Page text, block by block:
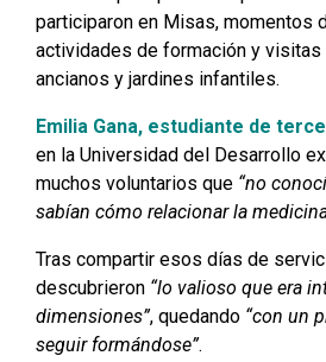
participaron en Misas, momentos
actividades de formación y visitas
ancianos y jardines infantiles.
Emilia Gana, estudiante de
en la Universidad del Desarrollo
muchos voluntarios que “no
sabían cómo relacionar la
Tras compartir esos días de
descubrieron “lo valioso que era
dimensiones”, quedando “con un
seguir formándose”.